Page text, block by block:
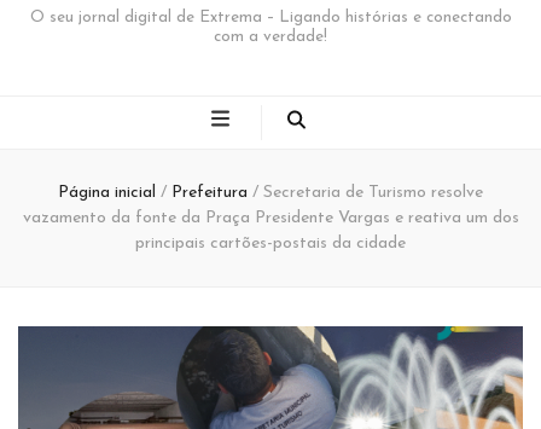
O seu jornal digital de Extrema – Ligando histórias e conectando
com a verdade!
Página inicial / Prefeitura / Secretaria de Turismo resolve
vazamento da fonte da Praça Presidente Vargas e reativa um dos
principais cartões-postais da cidade